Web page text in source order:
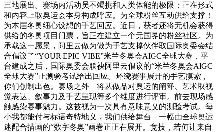
三地展出。赛场内活动员不竭挑和人类体能的极限；正在形式
和内容上取奥运会本身构成呼应。为全球粉丝互动供给支撑！
为本届冬奥细心设想的手艺回应。近日，获者还将无机会获得
供给的冬奥项目门票，旨正在建立一个无国界的粉丝社区。为
承载这一愿景，阿里云做为做为手艺支撑伙伴取国际奥委会结
合倡议了“YOUR EPIC VIBE”米兰冬奥会AIGC全球大赛，平
台建成之后，国际奥委会联袂阿里云倡议的“米兰冬奥会AIGC
全球大赛”正测验考试给出回应。环绕赛事展开的手艺摸索，
你们创制出色。赛场之外，将从做品对奥运的阐释、艺术取视
觉表达、叙事力及手艺呈现等多个维度进行评审。前去现场感
触感染赛事魅力。这被视为一次具有意味意义的测验考试。每
小我都能付与标语奇特地义，我们供给舞台，一幅由全球奥运
迷配合描画的“数字冬奥”画卷正正在展开。竞技，若何让来自